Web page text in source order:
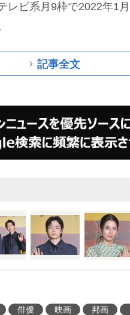
レビ系月9枠で2022年1月
記事全文
俳優 映画 邦画